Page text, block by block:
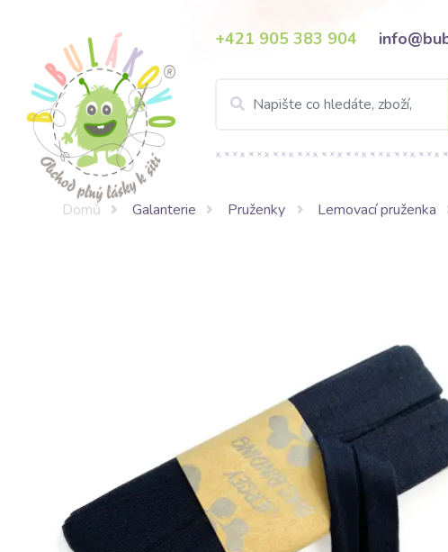
+421 905 383 904
Domů Galanterie Pruženky Lemovací pruženka